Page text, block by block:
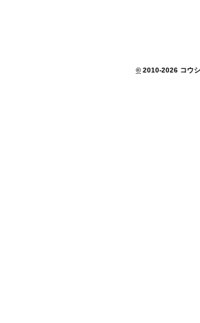
©2010-2026 コウ